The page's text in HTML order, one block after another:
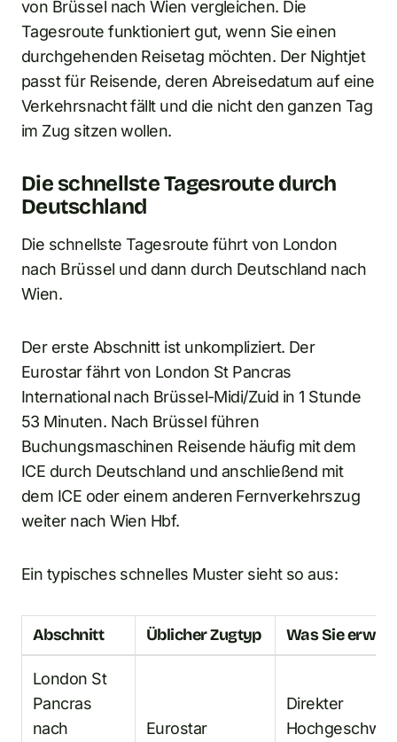
von Brüssel nach Wien vergleichen. Die
Tagesroute funktioniert gut, wenn Sie einen
durchgehenden Reisetag möchten. Der Nightjet
passt für Reisende, deren Abreisedatum auf eine
Verkehrsnacht fällt und die nicht den ganzen Tag
im Zug sitzen wollen.
Die schnellste Tagesroute durch
Deutschland
Die schnellste Tagesroute führt von London
nach Brüssel und dann durch Deutschland nach
Wien.
Der erste Abschnitt ist unkompliziert. Der
Eurostar fährt von London St Pancras
International nach Brüssel-Midi/Zuid in 1 Stunde
53 Minuten. Nach Brüssel führen
Buchungsmaschinen Reisende häufig mit dem
ICE durch Deutschland und anschließend mit
dem ICE oder einem anderen Fernverkehrszug
weiter nach Wien Hbf.
Ein typisches schnelles Muster sieht so aus:
Abschnitt Üblicher Zugtyp Was Sie
London St
Pancras
nach
Eurostar
Direkter